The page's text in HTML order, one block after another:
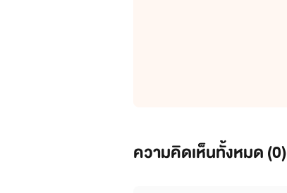
ความคิดเห็นทั้งหมด (0)